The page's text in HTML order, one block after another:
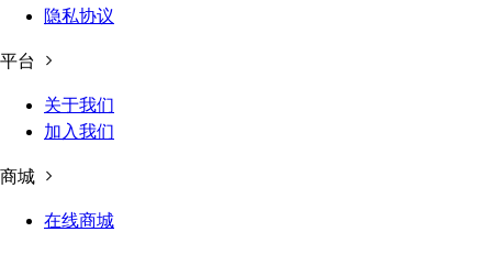
隐私协议
平台
关于我们
加入我们
商城
在线商城